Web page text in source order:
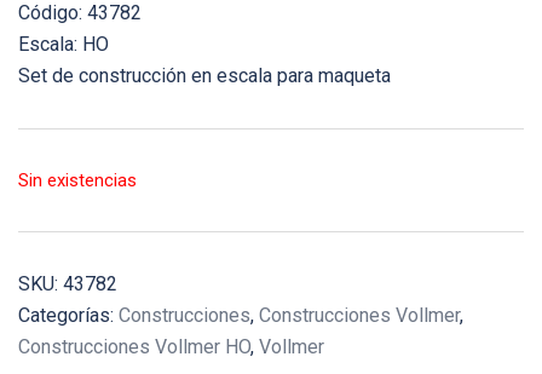
Código: 43782
Escala: HO
Set de construcción en escala para maqueta
Sin existencias
SKU: 43782
Categorías: Construcciones, Construcciones Vollmer,
Construcciones Vollmer HO, Vollmer